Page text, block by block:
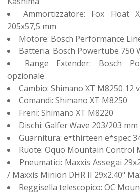
Ammortizzatore: Fox Float
205x57,5 mm
Motore: Bosch Performance
Batteria: Bosch Powertube 750
Range Extender: Bosch
opzionale
Cambio: Shimano XT M8250 12
Comandi: Shimano XT M8250
Freni: Shimano XT M8220
Dischi: Galfer Wave 203/203 mm
Guarnitura: e*thirteen e*spec
Ruote: Oquo Mountain Control
Pneumatici: Maxxis Assegai
/ Maxxis Minion DHR II 29x2.40"
Reggisella telescopico: OC